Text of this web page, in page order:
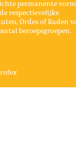
permanente
respectievelijke
Ordes of Raden
beroepsgroepen.